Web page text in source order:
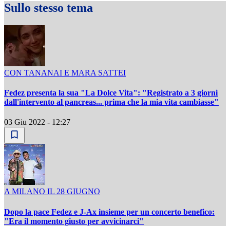
Sullo stesso tema
CON TANANAI E MARA SATTEI
Fedez presenta la sua "La Dolce Vita": "Registrato a 3 giorni
dall'intervento al pancreas... prima che la mia vita cambiasse"
03 Giu 2022 - 12:27
A MILANO IL 28 GIUGNO
Dopo la pace Fedez e J-Ax insieme per un concerto benefico:
"Era il momento giusto per avvicinarci"